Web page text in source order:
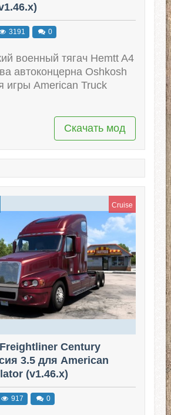
3191 0
военный тягач Hemtt A4
автоконцерна Oshkosh
игры American Truck
Скачать мод
Cruise
Century
3.5 для American
(v1.46.x)
917 0